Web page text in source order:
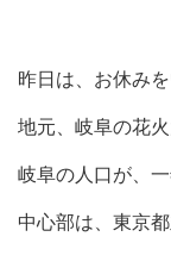
昨日は、お休みを
地元、岐阜の花
岐阜の人口が、
中心部は、東京